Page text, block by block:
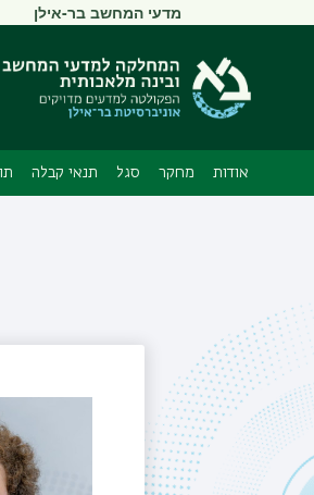
תפריט
מדעי המחשב בר-אילן
אודות מחקר סגל תנאי קבלה